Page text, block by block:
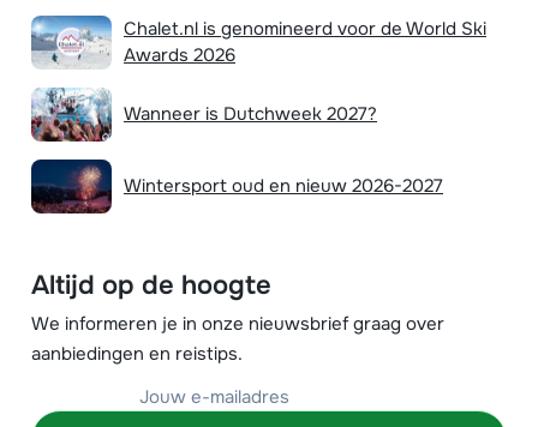
Chalet.nl is genomineerd voor de World Ski
Awards 2026
Wanneer is Dutchweek 2027?
Wintersport oud en nieuw 2026-2027
Altijd op de hoogte
We informeren je in onze nieuwsbrief graag over
aanbiedingen en reistips.